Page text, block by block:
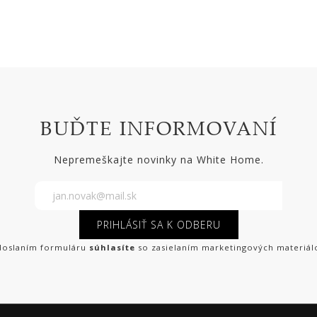
BUĎTE INFORMOVANÍ
Nepremeškajte novinky na White Home.
PRIHLÁSIŤ SA K ODBERU
formuláru súhlasíte so zasielaním marketingových